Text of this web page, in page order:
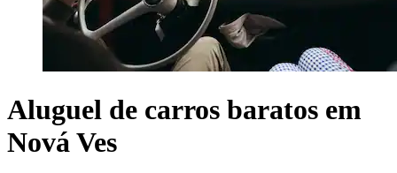
Aluguel de carros baratos em
Nová Ves